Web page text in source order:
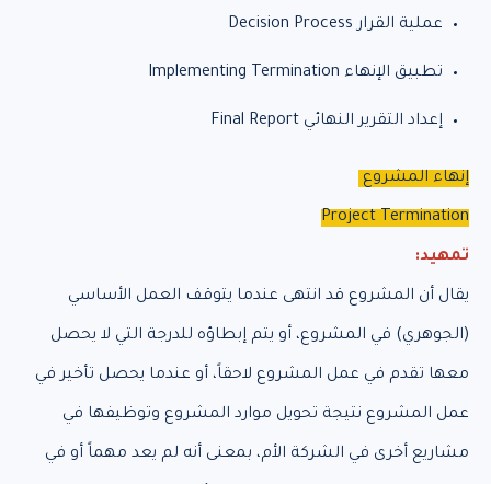
عملية القرار Decision Process
تطبيق الإنهاء Implementing Termination
إعداد التقرير النهائي Final Report
إنهاء المشروع
Project Termination
تمهيد:
يقال أن المشروع قد انتهى عندما يتوقف العمل الأساسي
(الجوهري) في المشروع، أو يتم إبطاؤه للدرجة التي لا يحصل
معها تقدم في عمل المشروع لاحقاً، أو عندما يحصل تأخير في
عمل المشروع نتيجة تحويل موارد المشروع وتوظيفها في
مشاريع أخرى في الشركة الأم، بمعنى أنه لم يعد مهماً أو في